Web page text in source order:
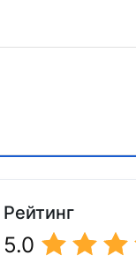
Рейтинг
5.0